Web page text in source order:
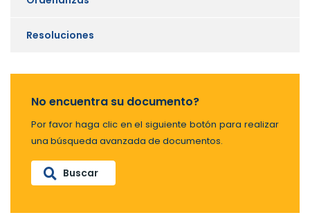
Resoluciones
No encuentra su documento?
Por favor haga clic en el siguiente botón para realizar
una búsqueda avanzada de documentos.
Buscar